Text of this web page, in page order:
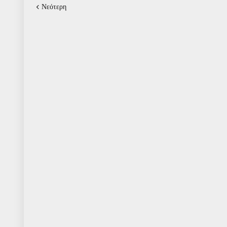
Νεότερη